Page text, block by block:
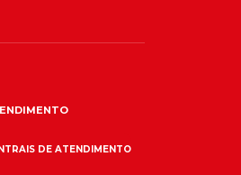
DE ATENDIMENTO